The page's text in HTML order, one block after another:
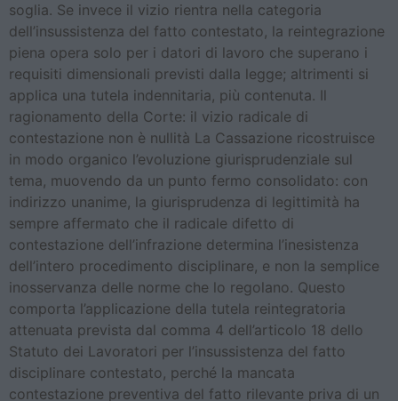
soglia. Se invece il vizio rientra nella categoria
dell’insussistenza del fatto contestato, la reintegrazione
piena opera solo per i datori di lavoro che superano i
requisiti dimensionali previsti dalla legge; altrimenti si
applica una tutela indennitaria, più contenuta. Il
ragionamento della Corte: il vizio radicale di
contestazione non è nullità La Cassazione ricostruisce
in modo organico l’evoluzione giurisprudenziale sul
tema, muovendo da un punto fermo consolidato: con
indirizzo unanime, la giurisprudenza di legittimità ha
sempre affermato che il radicale difetto di
contestazione dell’infrazione determina l’inesistenza
dell’intero procedimento disciplinare, e non la semplice
inosservanza delle norme che lo regolano. Questo
comporta l’applicazione della tutela reintegratoria
attenuata prevista dal comma 4 dell’articolo 18 dello
Statuto dei Lavoratori per l’insussistenza del fatto
disciplinare contestato, perché la mancata
contestazione preventiva del fatto rilevante priva di un